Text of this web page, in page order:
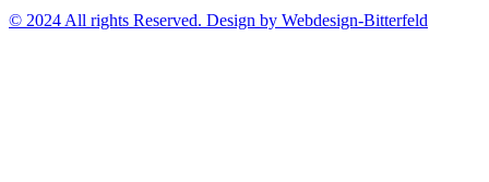
© 2024 All rights Reserved. Design by Webdesign-Bitterfeld